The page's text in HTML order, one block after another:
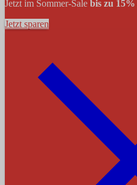
Jetzt im Sommer-Sale bis zu 15%
Jetzt sparen